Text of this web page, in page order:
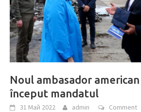
Noul ambasador
început mandatul
31 Май 2022 admin Comment